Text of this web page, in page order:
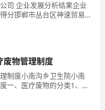
司 企业发展分析结果企业
分邯郸市丛台区神速贸易
发展指数根据企业规模、
力四个维度对企业发展情
废物管理制度
制度小南沟乡卫生院小南
一、医疗废物的分类1、医
医疗、避免、保健以 及其
接或者间接感染性、毒性